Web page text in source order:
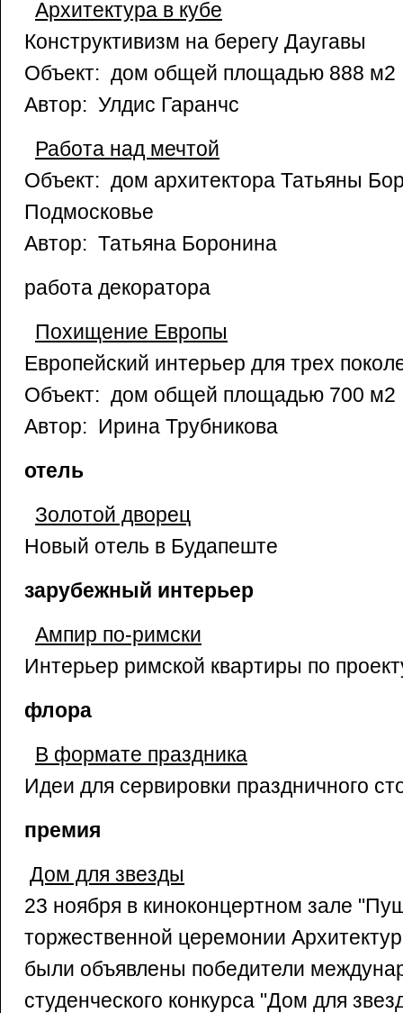
Архитектура в кубе
Конструктивизм на берегу Даугавы
Объект: дом общей площадью 888 м2
Автор: Улдис Гаранчс
Работа над мечтой
Объект: дом архитектора Татьяны
Подмосковье
Автор: Татьяна Боронина
работа декоратора
Похищение Европы
Европейский интерьер для трех
Объект: дом общей площадью 700 м2
Автор: Ирина Трубникова
отель
Золотой дворец
Новый отель в Будапеште
зарубежный интерьер
Ампир по-римски
Интерьер римской квартиры по
флора
В формате праздника
Идеи для сервировки праздничного
премия
Дом для звезды
23 ноября в киноконцертном зале
торжественной церемонии
были объявлены победители
студенческого конкурса "Дом для